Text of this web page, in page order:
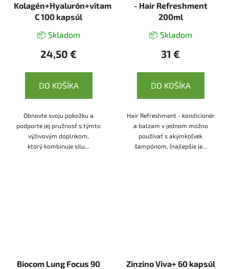
Kolagén+Hyalurón+vitamín
C 100 kapsúl
📦 Skladom
24,50 €
DO KOŠÍKA
Obnovte svoju pokožku a
podporte jej pružnosť s týmto
výživovým doplnkom,
ktorý kombinuje silu...
- Hair Refreshment
200ml
📦 Skladom
31 €
DO KOŠÍKA
Hair Refreshment - kondicionér
a balzam v jednom možno
používať s akýmkoľvek
šampónom, (najlepšie je...
Biocom Lung Focus 90
Zinzino Viva+ 60 kapsúl